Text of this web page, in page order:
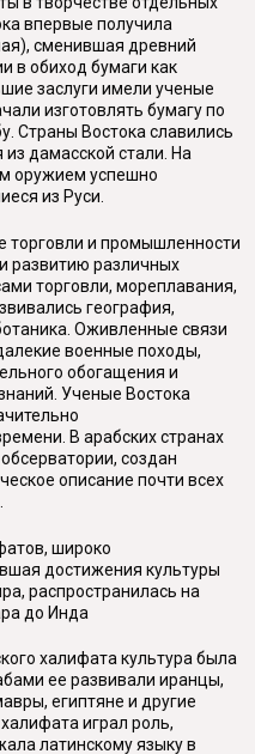
впервые получила
сменившая древний
в обиход бумаги как
заслуги имели ученые
изготовлять бумагу по
Страны Востока славились
дамасской стали. На
оружием успешно
из Руси.
торговли и промышленности
развитию различных
торговли, мореплавания,
география,
Оживленные связи
военные походы,
обогащения и
Ученые Востока
В арабских странах
создан
описание почти всех
широко
достижения культуры
распространилась на
до Инда
халифата культура была
ее развивали иранцы,
египтяне и другие
играл роль,
латинскому языку в